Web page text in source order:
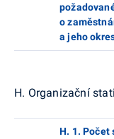
o
a jeho
H. Organizační
H. 1. Počet